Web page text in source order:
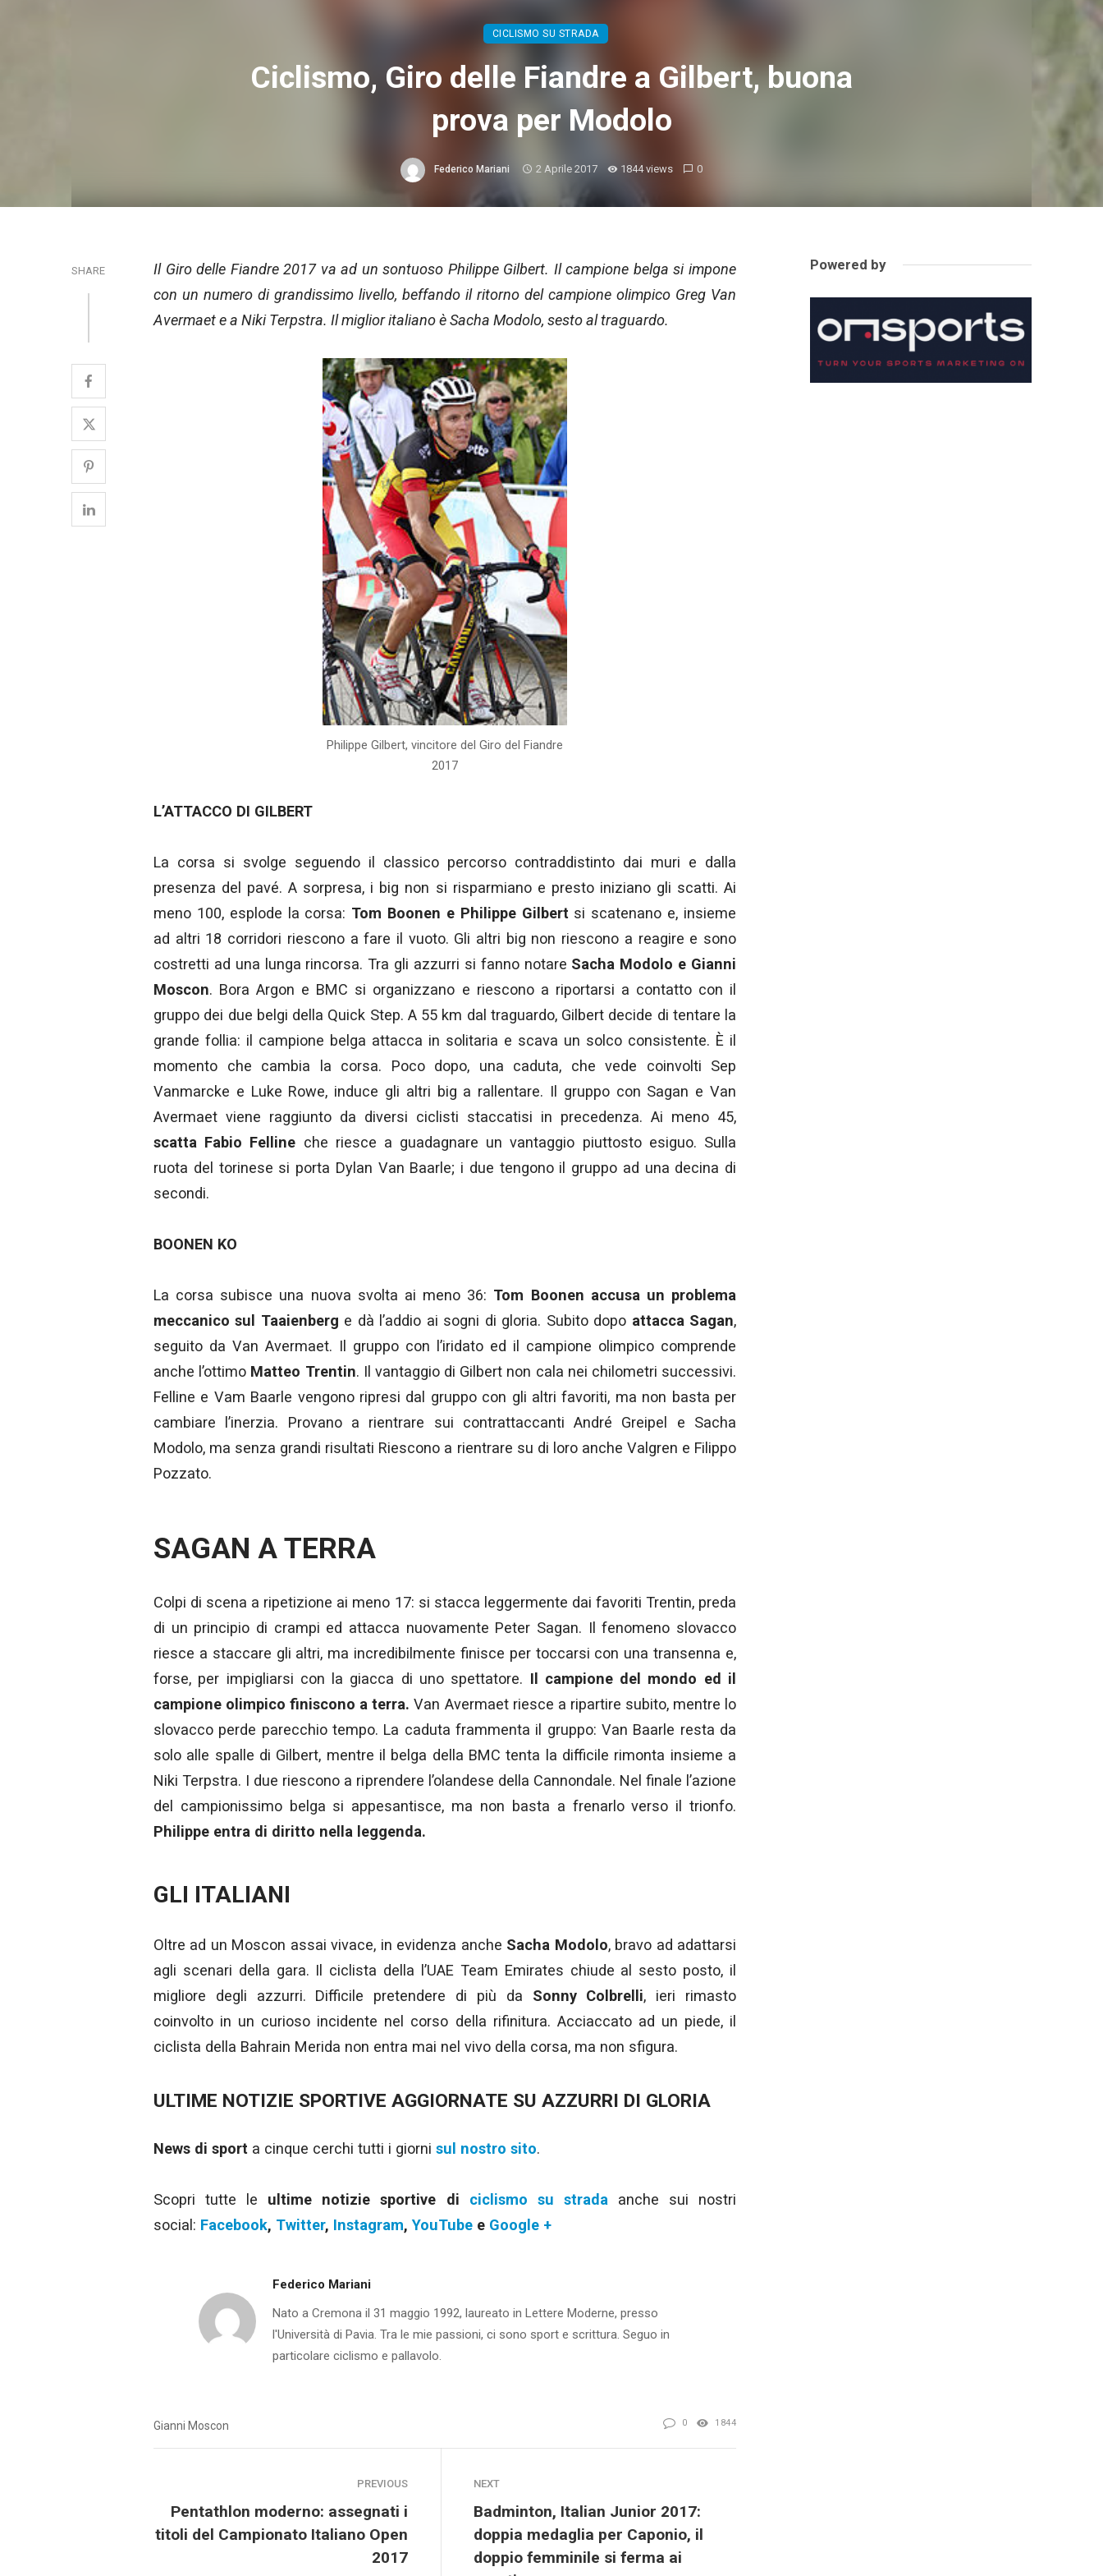
CICLISMO SU STRADA
Ciclismo, Giro delle Fiandre a Gilbert, buona
prova per Modolo
Federico Mariani 2 Aprile 2017 1844 views 0
SHARE
Il Giro delle Fiandre 2017 va ad un sontuoso Philippe Gilbert. Il campione belga si impone
con un numero di grandissimo livello, beffando il ritorno del campione olimpico Greg Van
Avermaet e a Niki Terpstra. Il miglior italiano è Sacha Modolo, sesto al traguardo.
Philippe Gilbert, vincitore del Giro del Fiandre
2017
L’ATTACCO DI GILBERT
La corsa si svolge seguendo il classico percorso contraddistinto dai muri e dalla
presenza del pavé. A sorpresa, i big non si risparmiano e presto iniziano gli scatti. Ai
meno 100, esplode la corsa: Tom Boonen e Philippe Gilbertsi scatenano e, insieme
ad altri 18 corridori riescono a fare il vuoto. Gli altri big non riescono a reagire e sono
costretti ad una lunga rincorsa. Tra gli azzurri si fanno notare Sacha Modolo e Gianni
Moscon. Bora Argon e BMC si organizzano e riescono a riportarsi a contatto con il
gruppo dei due belgi della Quick Step. A 55 km dal traguardo, Gilbert decide di tentare la
grande follia: il campione belga attacca in solitaria e scava un solco consistente. È il
momento che cambia la corsa. Poco dopo, una caduta, che vede coinvolti Sep
Vanmarcke e Luke Rowe, induce gli altri big a rallentare. Il gruppo con Sagan e Van
Avermaet viene raggiunto da diversi ciclisti staccatisi in precedenza. Ai meno 45,
scatta Fabio Felline che riesce a guadagnare un vantaggio piuttosto esiguo. Sulla
ruota del torinese si porta Dylan Van Baarle; i due tengono il gruppo ad una decina di
secondi.
BOONEN KO
La corsa subisce una nuova svolta ai meno 36: Tom Boonen accusa un problema
meccanico sul Taaienberg e dà l’addio ai sogni di gloria. Subito dopo attacca Sagan,
seguito da Van Avermaet. Il gruppo con l’iridato ed il campione olimpico comprende
anche l’ottimo Matteo Trentin. Il vantaggio di Gilbert non cala nei chilometri successivi.
Felline e Vam Baarle vengono ripresi dal gruppo con gli altri favoriti, ma non basta per
cambiare l’inerzia. Provano a rientrare sui contrattaccanti André Greipel e Sacha
Modolo, ma senza grandi risultati Riescono a rientrare su di loro anche Valgren e Filippo
Pozzato.
SAGAN A TERRA
Colpi di scena a ripetizione ai meno 17: si stacca leggermente dai favoriti Trentin, preda
di un principio di crampi ed attacca nuovamente Peter Sagan. Il fenomeno slovacco
riesce a staccare gli altri, ma incredibilmente finisce per toccarsi con una transenna e,
forse, per impigliarsi con la giacca di uno spettatore. Il campione del mondo ed il
campione olimpico finiscono a terra. Van Avermaet riesce a ripartire subito, mentre lo
slovacco perde parecchio tempo. La caduta frammenta il gruppo: Van Baarle resta da
solo alle spalle di Gilbert, mentre il belga della BMC tenta la difficile rimonta insieme a
Niki Terpstra. I due riescono a riprendere l’olandese della Cannondale. Nel finale l’azione
del campionissimo belga si appesantisce, ma non basta a frenarlo verso il trionfo.
Philippe entra di diritto nella leggenda.
GLI ITALIANI
Oltre ad un Moscon assai vivace, in evidenza anche Sacha Modolo, bravo ad adattarsi
agli scenari della gara. Il ciclista della l’UAE Team Emirates chiude al sesto posto, il
migliore degli azzurri. Difficile pretendere di più da Sonny Colbrelli, ieri rimasto
coinvolto in un curioso incidente nel corso della rifinitura. Acciaccato ad un piede, il
ciclista della Bahrain Merida non entra mai nel vivo della corsa, ma non sfigura.
ULTIME NOTIZIE SPORTIVE AGGIORNATE SU AZZURRI DI GLORIA
News di sport a cinque cerchi tutti i giorni sul nostro sito.
Scopri tutte le ultime notizie sportive di ciclismo su strada anche sui nostri
social: Facebook, Twitter, Instagram, YouTube e Google +
Federico Mariani
Nato a Cremona il 31 maggio 1992, laureato in Lettere Moderne, presso
l'Università di Pavia. Tra le mie passioni, ci sono sport e scrittura. Seguo in
particolare ciclismo e pallavolo.
Gianni Moscon 0 1844
PREVIOUS
Pentathlon moderno: assegnati i
titoli del Campionato Italiano Open
2017
NEXT
Badminton, Italian Junior 2017:
doppia medaglia per Caponio, il
doppio femminile si ferma ai
Powered by